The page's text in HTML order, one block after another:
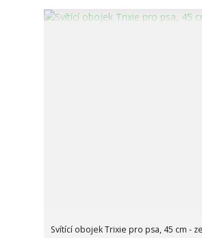
Svítící obojek Trixie pro psa, 45 cm -